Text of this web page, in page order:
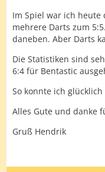
Im Spiel war ich heute
mehrere Darts zum
daneben. Aber Darts
Die Statistiken sind
6:4 für Bentastic
So konnte ich
Alles Gute und danke
Gruß Hendrik